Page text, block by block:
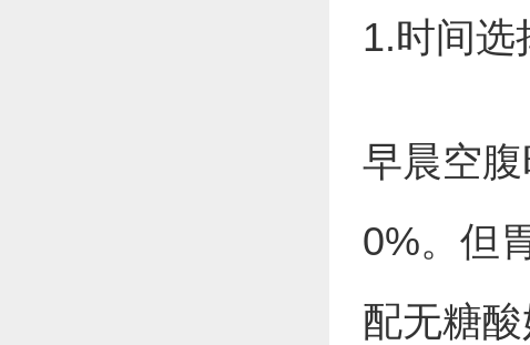
1.时间选
早晨空
0%。但
配无糖酸